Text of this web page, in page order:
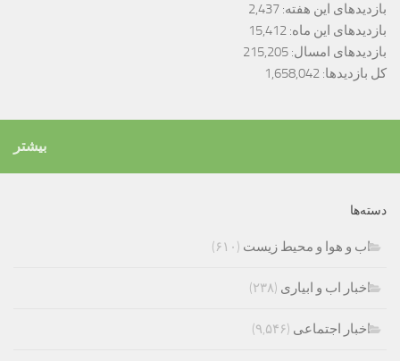
بازدیدهای این هفته: 2,437
بازدیدهای این ماه: 15,412
بازدیدهای امسال: 215,205
کل بازدیدها: 1,658,042
بیشتر
دسته‌ها
اب و هوا و محیط زیست (۶۱۰)
اخبار اب و ابیاری (۲۳۸)
اخبار اجتماعی (۹,۵۴۶)